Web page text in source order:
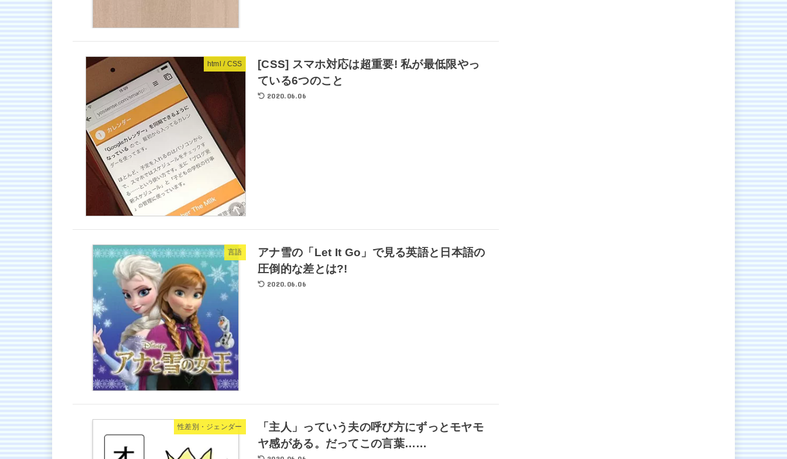
html / CSS
[CSS] スマホ対応は超重要! 私が最低限やっ
ている6つのこと
2020.06.06
言語
アナ雪の「Let It Go」で見る英語と日本語の
圧倒的な差とは?!
2020.06.06
性差別・ジェンダー
「主人」っていう夫の呼び方にずっとモヤモ
ヤ感がある。だってこの言葉……